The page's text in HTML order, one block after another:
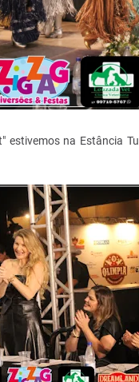
estivemos na Estância